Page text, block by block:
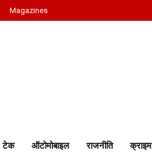
Magazines
टेक ऑटोमोबाइल राजनीति क्राइम